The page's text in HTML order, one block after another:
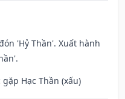
'Hỷ Thần'. Xuất hành
Hạc Thần (xấu)